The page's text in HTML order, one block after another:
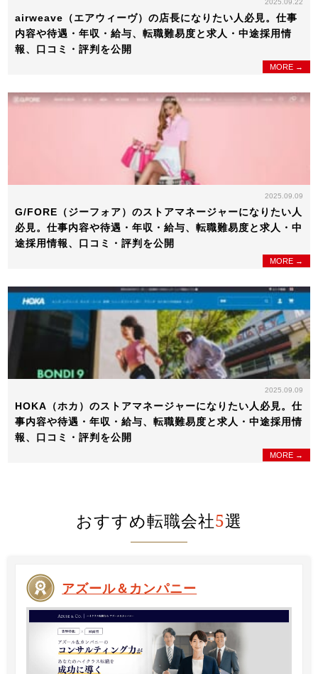
2025.09.22
airweave（エアウィーヴ）の店長になりたい人必見。仕事
内容や待遇・年収・給与、転職難易度と求人・中途採用情
報、口コミ・評判を公開
MORE →
2025.09.09
G/FORE（ジーフォア）のストアマネージャーになりたい人
必見。仕事内容や待遇・年収・給与、転職難易度と求人・中
途採用情報、口コミ・評判を公開
MORE →
2025.09.09
HOKA（ホカ）のストアマネージャーになりたい人必見。仕
事内容や待遇・年収・給与、転職難易度と求人・中途採用情
報、口コミ・評判を公開
MORE →
おすすめ転職会社5選
アズール＆カンパニー